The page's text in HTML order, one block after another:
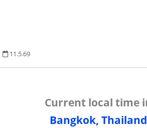
11.5.69
Current local time
Bangkok, Thailand